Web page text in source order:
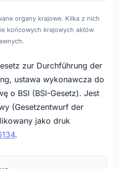
organy krajowe. Kilka z nich
końcowych krajowych aktów
zur Durchführung der
ustawa wykonawcza do
o BSI (BSI-Gesetz). Jest
(Gesetzentwurf der
jako druk
.